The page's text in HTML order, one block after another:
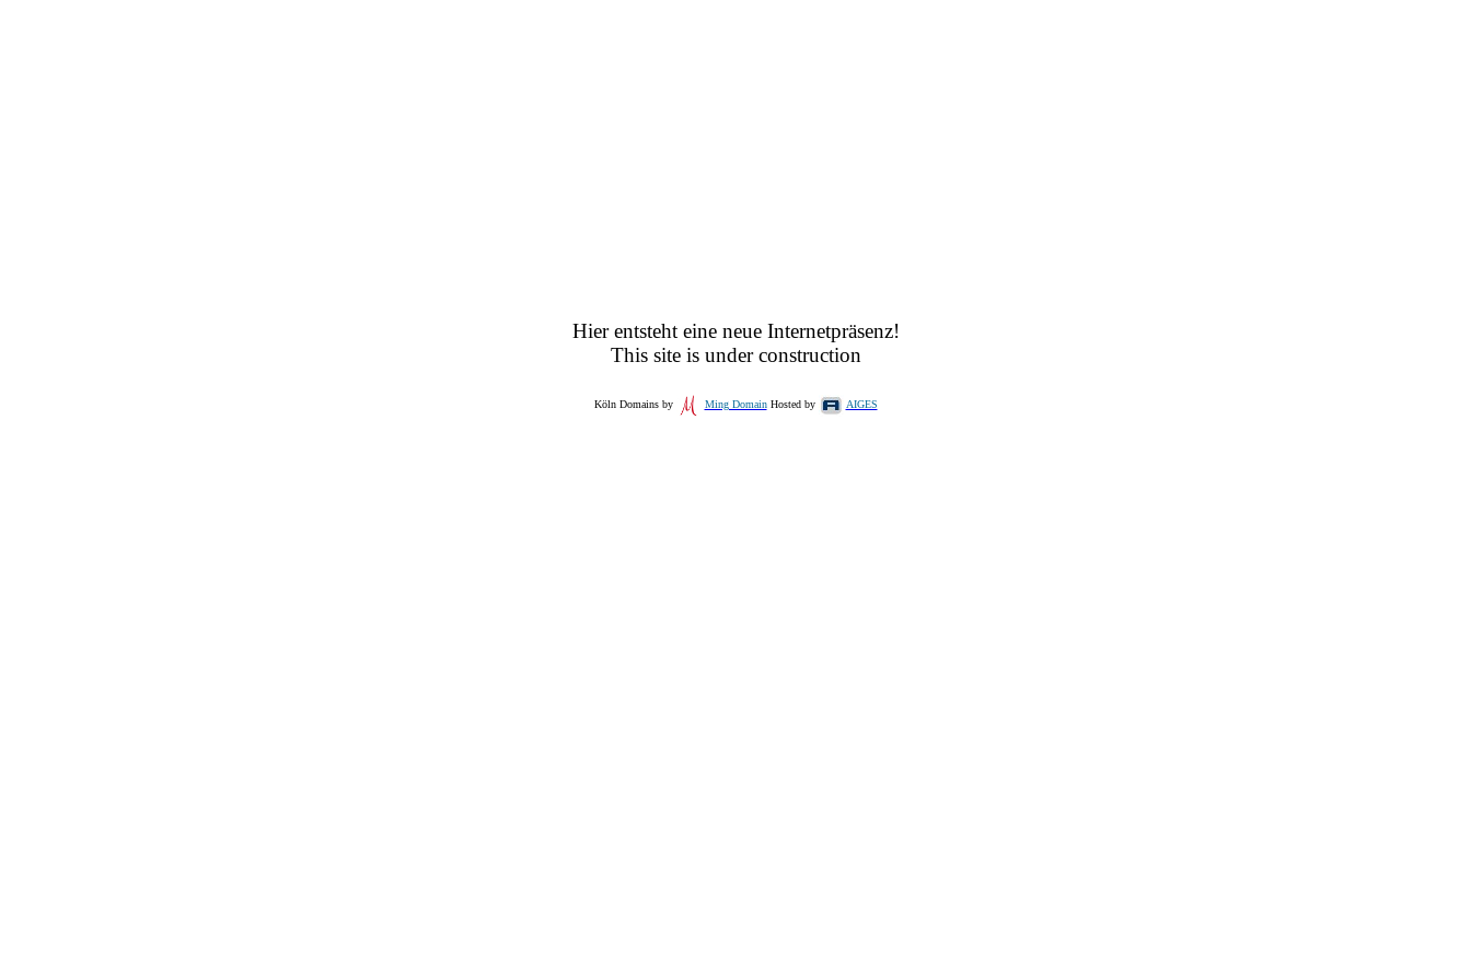
Hier entsteht eine neue Internetpräsenz!
This site is under construction
Köln Domains by Ming DomainHosted by AIGES